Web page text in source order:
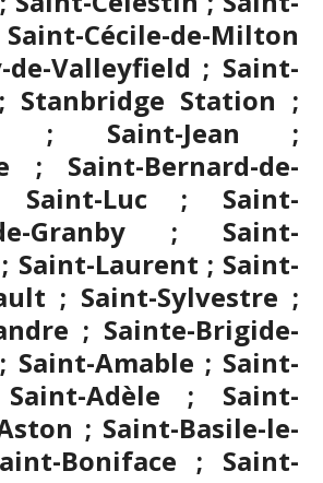
Cécile-de-Milton
de-Valleyfield ; Saint-
Stanbridge Station ;
; Saint-Jean ;
; Saint-Bernard-de-
Saint-Luc ; Saint-
de-Granby ; Saint-
Saint-Laurent ; Saint-
; Saint-Sylvestre ;
; Sainte-Brigide-
Saint-Amable ; Saint-
Adèle ; Saint-
; Saint-Basile-le-
Boniface ; Saint-